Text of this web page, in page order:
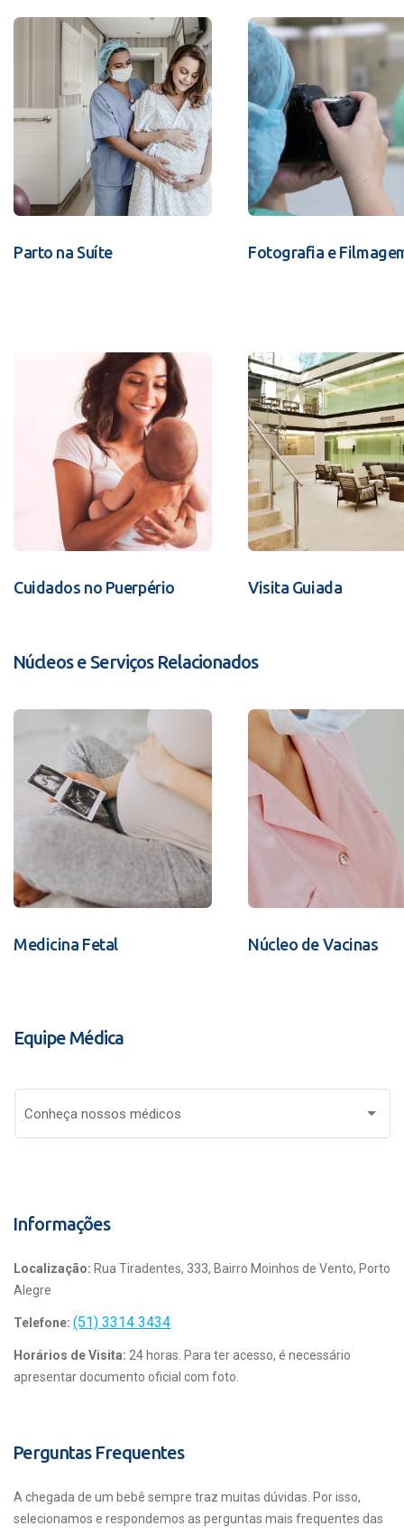
Parto na Suíte Fotografia e
Cuidados no Puerpério Visita Guiada
Núcleos e Serviços Relacionados
Medicina Fetal Núcleo de Vacinas
Equipe Médica
Conheça nossos médicos
Informações
Localização: Rua Tiradentes, 333, Bairro Moinhos de Vento, Porto
Alegre
Telefone: (51) 3314 3434
Horários de Visita: 24 horas. Para ter acesso, é necessário
apresentar documento oficial com foto.
Perguntas Frequentes
A chegada de um bebê sempre traz muitas dúvidas. Por isso,
selecionamos e respondemos as perguntas mais frequentes das